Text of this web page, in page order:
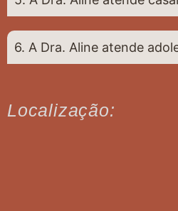
6. A Dra. Aline atende
Localização: